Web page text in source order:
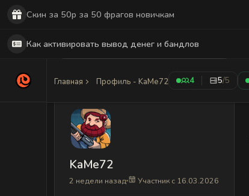
Главная Профиль - KaMe72 4 5/5
KaMe72
2 недели назад Участник с 16.03.2026
Скин за 50р за 50 фрагов новичкам
Как активировать вывод денег и бандлов